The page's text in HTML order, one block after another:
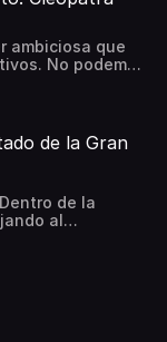
pensamientos
ambiciosa que
No podemos
cultura y la
de la
seguro te van
sus enemigos.
de la Gran
de la
al
la Gran
ella en los
otros podcasts,
ocasión vamos a
y de